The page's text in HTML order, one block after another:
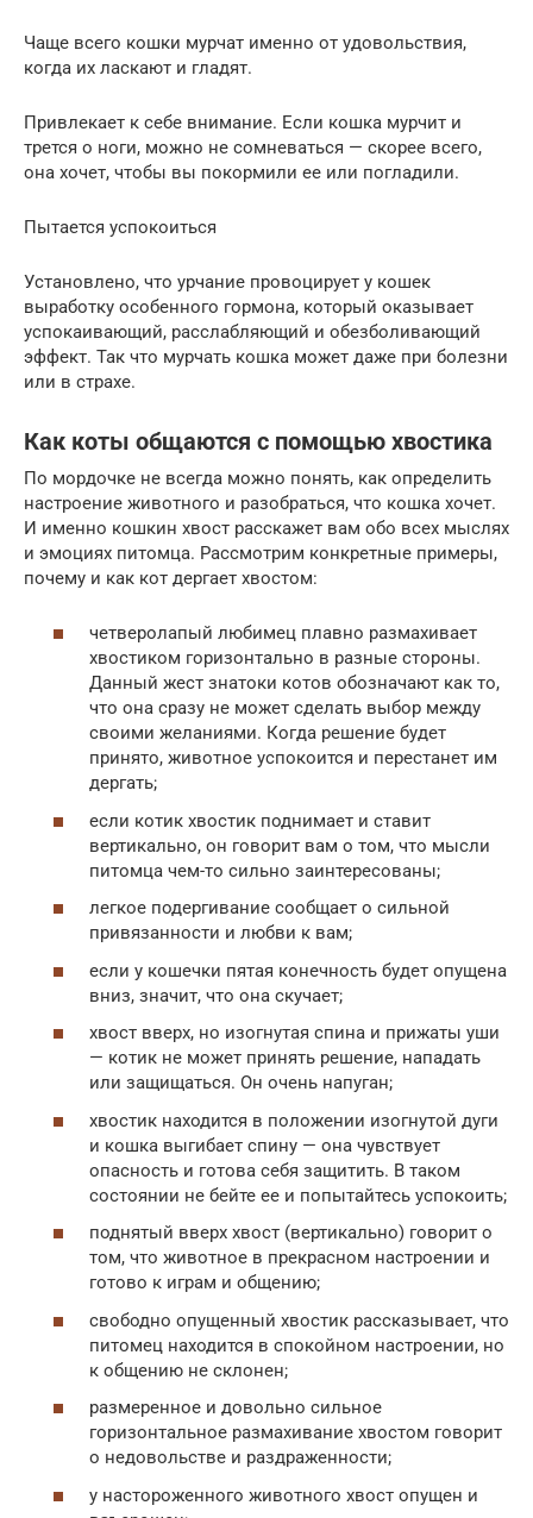
Чаще всего кошки мурчат именно от удовольствия,
когда их ласкают и гладят.
Привлекает к себе внимание. Если кошка мурчит и
трется о ноги, можно не сомневаться — скорее всего,
она хочет, чтобы вы покормили ее или погладили.
Пытается успокоиться
Установлено, что урчание провоцирует у кошек
выработку особенного гормона, который оказывает
успокаивающий, расслабляющий и обезболивающий
эффект. Так что мурчать кошка может даже при болезни
или в страхе.
Как коты общаются с помощью хвостика
По мордочке не всегда можно понять, как определить
настроение животного и разобраться, что кошка хочет.
И именно кошкин хвост расскажет вам обо всех мыслях
и эмоциях питомца. Рассмотрим конкретные примеры,
почему и как кот дергает хвостом:
четверолапый любимец плавно размахивает
хвостиком горизонтально в разные стороны.
Данный жест знатоки котов обозначают как то,
что она сразу не может сделать выбор между
своими желаниями. Когда решение будет
принято, животное успокоится и перестанет им
дергать;
если котик хвостик поднимает и ставит
вертикально, он говорит вам о том, что мысли
питомца чем-то сильно заинтересованы;
легкое подергивание сообщает о сильной
привязанности и любви к вам;
если у кошечки пятая конечность будет опущена
вниз, значит, что она скучает;
хвост вверх, но изогнутая спина и прижаты уши
— котик не может принять решение, нападать
или защищаться. Он очень напуган;
хвостик находится в положении изогнутой дуги
и кошка выгибает спину — она чувствует
опасность и готова себя защитить. В таком
состоянии не бейте ее и попытайтесь успокоить;
поднятый вверх хвост (вертикально) говорит о
том, что животное в прекрасном настроении и
готово к играм и общению;
свободно опущенный хвостик рассказывает, что
питомец находится в спокойном настроении, но
к общению не склонен;
размеренное и довольно сильное
горизонтальное размахивание хвостом говорит
о недовольстве и раздраженности;
у настороженного животного хвост опущен и